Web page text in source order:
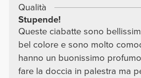
Qualità
Stupende!
Queste ciabatte sono
bel colore e sono molto
hanno un buonissimo
fare la doccia in palestra ma